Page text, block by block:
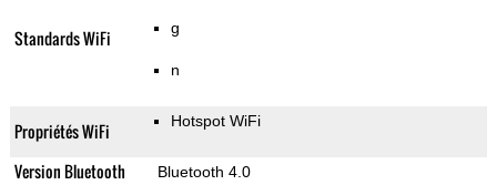
Standards WiFi g
n
Propriétés WiFi Hotspot WiFi
Version Bluetooth Bluetooth 4.0